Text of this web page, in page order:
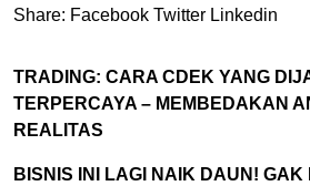
Share: Facebook Twitter Linkedin
TRADING: CARA CDEK YANG
TERPERCAYA – MEMBEDAKAN
REALITAS
BISNIS INI LAGI NAIK DAUN! GAK